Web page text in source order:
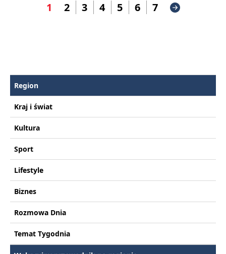
1 2 3 4 5 6 7
Region
Kraj i świat
Kultura
Sport
Lifestyle
Biznes
Rozmowa Dnia
Temat Tygodnia